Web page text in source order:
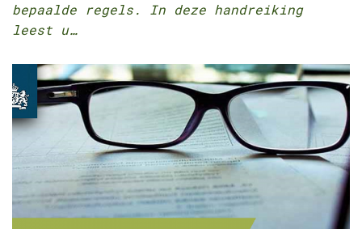
bepaalde regels. In deze handreiking
leest u…